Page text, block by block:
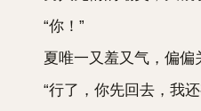
“你！”
夏唯一又羞又气，偏偏关
“行了，你先回去，我还